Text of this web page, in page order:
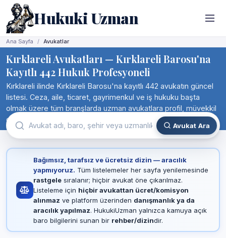
Hukuki Uzman
Ana Sayfa Avukatlar
Kırklareli Avukatları — Kırklareli Barosu'na
Kayıtlı 442 Hukuk Profesyoneli
Kırklareli ilinde Kırklareli Barosu'na kayıtlı 442 avukatın güncel
listesi. Ceza, aile, ticaret, gayrimenkul ve iş hukuku başta
olmak üzere tüm branşlarda uzman avukatlara profil, müvekkil
değerlendirmesi ve iletişim bilgileriyle birlikte doğrudan ulaşın.
Avukat Ara
Bağımsız, tarafsız ve ücretsiz dizin — aracılık
yapmıyoruz. Tüm listelemeler her sayfa yenilemesinde
rastgelesıralanır; hiçbir avukat öne çıkarılmaz.
Listeleme için hiçbir avukattan ücret/komisyon
alınmaz ve platform üzerinden danışmanlık ya da
aracılık yapılmaz. HukukiUzman yalnızca kamuya açık
baro bilgilerini sunan bir rehber/dizindir.